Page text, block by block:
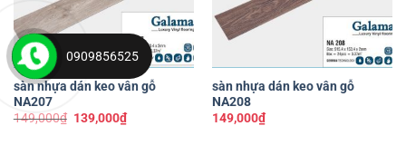
sàn nhựa dán keo vân gỗ
NA207
149,000₫ Giá
139,000₫Giá
hiện
sàn nhựa dán keo vân gỗ
NA208
149,000₫
0909856525